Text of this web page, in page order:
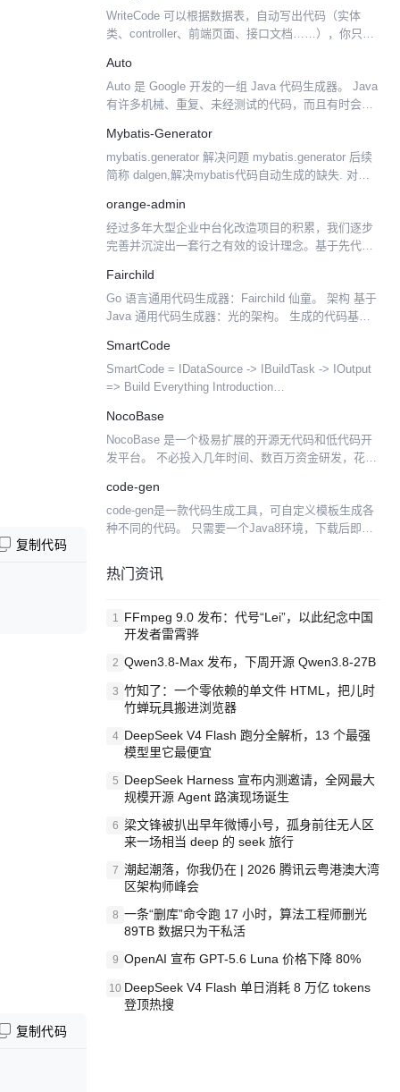
复制代码
复制代码
WriteCode 可以根据数据表，自动写出代码（实体
类、controller、前端页面、接口文档……），你只需
必花精力学它，让它写出你想要的代码，减少...
Auto
Auto 是 Google 开发的一组 Java 代码生成器。 Java
有许多机械、重复、未经测试的代码，而且有时会出
的任务的代码生成器的集合...
Mybatis-Generator
mybatis.generator 解决问题 mybatis.generator 后续
简称 dalgen,解决mybatis代码自动生成的缺失. 对比
orange-admin
经过多年大型企业中台化改造项目的积累，我们逐步
完善并沉淀出一套行之有效的设计理念。基于先代码
接口，使得我们的基础架构可以快速有效的应对微服
务系统的不...
Fairchild
Go 语言通用代码生成器：Fairchild 仙童。 架构 基于
Java 通用代码生成器：光的架构。 生成的代码基于
MariaDB 数据库。...
SmartCode
SmartCode = IDataSource -> IBuildTask -> IOutput
=> Build Everything Introduction
NocoBase
NocoBase 是一个极易扩展的开源无代码和低代码开
发平台。 不必投入几年时间、数百万资金研发，花几
控、极易扩展的无代码开发平台。 中文官网： h...
code-gen
code-gen是一款代码生成工具，可自定义模板生成各
种不同的代码。 只需要一个Java8环境，下载后即可
选模板即可生成代码。 默认提供了通用的实体类、...
热门资讯
1 FFmpeg 9.0 发布：代号“Lei”，以此纪念中国
开发者雷霄骅
2 Qwen3.8-Max 发布，下周开源 Qwen3.8-27B
3 竹知了：一个零依赖的单文件 HTML，把儿时
竹蝉玩具搬进浏览器
4 DeepSeek V4 Flash 跑分全解析，13 个最强
模型里它最便宜
5 DeepSeek Harness 宣布内测邀请，全网最大
规模开源 Agent 路演现场诞生
6 梁文锋被扒出早年微博小号，孤身前往无人区
来一场相当 deep 的 seek 旅行
7 潮起潮落，你我仍在 | 2026 腾讯云粤港澳大湾
区架构师峰会
8 一条“删库”命令跑 17 小时，算法工程师删光
89TB 数据只为干私活
9 OpenAI 宣布 GPT-5.6 Luna 价格下降 80%
10 DeepSeek V4 Flash 单日消耗 8 万亿 tokens
登顶热搜